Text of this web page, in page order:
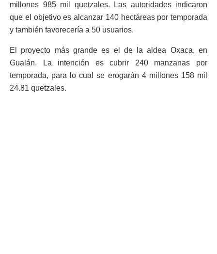
millones 985 mil quetzales. Las autoridades indicaron
que el objetivo es alcanzar 140 hectáreas por temporada
y también favorecería a 50 usuarios.
El proyecto más grande es el de la aldea Oxaca, en
Gualán. La intención es cubrir 240 manzanas por
temporada, para lo cual se erogarán 4 millones 158 mil
24.81 quetzales.